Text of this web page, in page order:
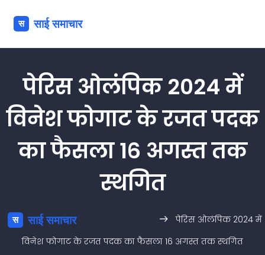
पेरिस ओलंपिक 2024 में
विनेश फोगाट के रजत पदक
का फैसला 16 अगस्त तक
स्थगित
पेरिस ओलंपिक 2024 में
विनेश फोगाट के रजत पदक का फैसला 16 अगस्त तक स्थगित